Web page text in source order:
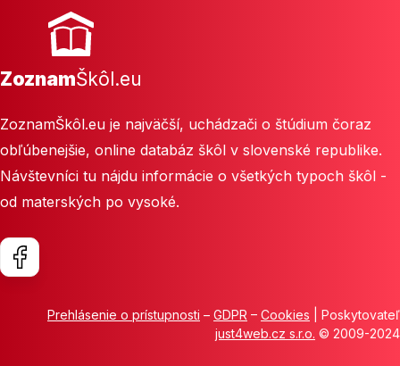
ZoznamŠkôl.eu
ZoznamŠkôl.eu je najväčší, uchádzači o štúdium čoraz
obľúbenejšie, online databáz škôl v slovenské republike.
Návštevníci tu nájdu informácie o všetkých typoch škôl -
od materských po vysoké.
Prehlásenie o prístupnosti – GDPR – Cookies | Poskytovateľ
just4web.cz s.r.o. © 2009-2024